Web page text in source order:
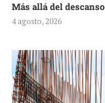
Más allá del descanso
4 agosto, 2026